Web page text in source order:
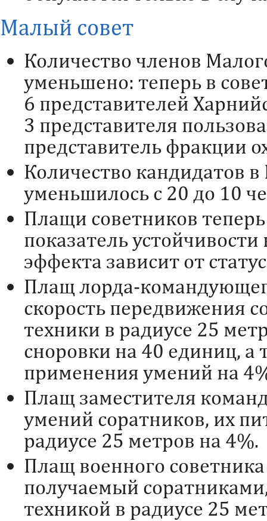
Малый совет
Количество членов
уменьшено: теперь в
6 представителей
3 представителя
представитель фракции
Количество кандидатов
уменьшилось с 20 до 10
Плащи советников
показатель устойчивости
эффекта зависит от
Плащ лорда-
скорость передвижения
техники в радиусе 25
сноровки на 40 единиц, а
применения умений на
Плащ заместителя
умений соратников, их
радиусе 25 метров на 4%.
Плащ военного
получаемый
техникой в радиусе 25